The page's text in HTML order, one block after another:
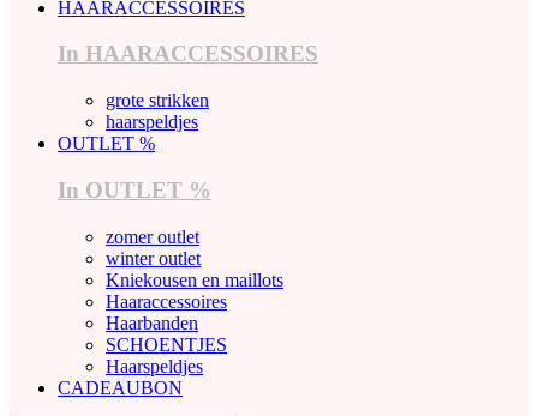
HAARACCESSOIRES
In HAARACCESSOIRES
grote strikken
haarspeldjes
OUTLET %
In OUTLET %
zomer outlet
winter outlet
Kniekousen en maillots
Haaraccessoires
Haarbanden
SCHOENTJES
Haarspeldjes
CADEAUBON